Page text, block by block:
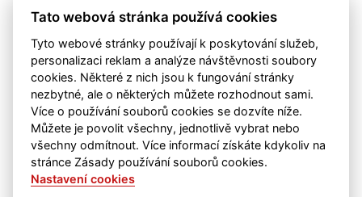
hcledec.cz
hclitomysl.cz
hcskutec.cz
hcslovan.com
hcchocen.cz
hcpolicka.com
hcsvetlans.cz
eSports.cz
klubweb.cz
onlajny.com
Tato webová stránka používá cookies
Tyto webové stránky používají k poskytování služeb,
personalizaci reklam a analýze návštěvnosti soubory
cookies. Některé z nich jsou k fungování stránky
nezbytné, ale o některých můžete rozhodnout sami.
Více o používání souborů cookies se dozvíte níže.
Můžete je povolit všechny, jednotlivě vybrat nebo
všechny odmítnout. Více informací získáte kdykoliv na
stránce Zásady používání souborů cookies.
Nastavení cookies